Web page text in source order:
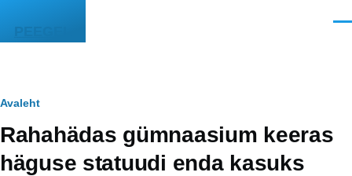
PEEGEL
Leivapuru
Avaleht
Rahahädas gümnaasium keeras
häguse statuudi enda kasuks